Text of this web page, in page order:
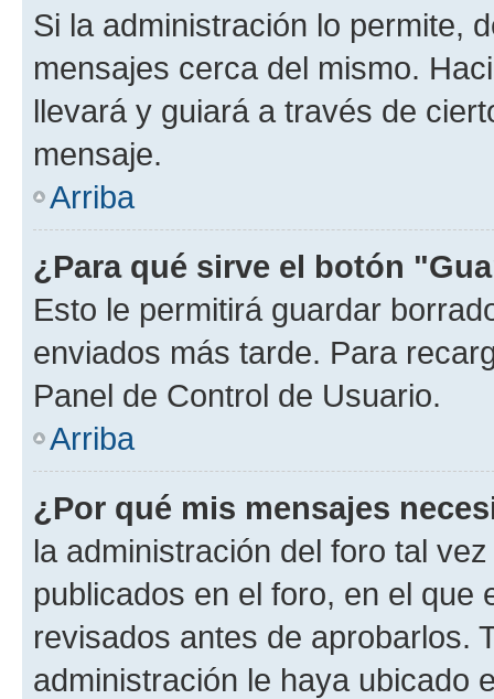
Si la administración lo permite,
mensajes cerca del mismo.
llevará y guiará a través de
mensaje.
Arriba
¿Para qué sirve el botón
Esto le permitirá guardar
enviados más tarde. Para
Panel de Control de Usuario.
Arriba
¿Por qué mis mensajes
la administración del foro tal
publicados en el foro, en el
revisados antes de aprobarlos.
administración le haya ubicado